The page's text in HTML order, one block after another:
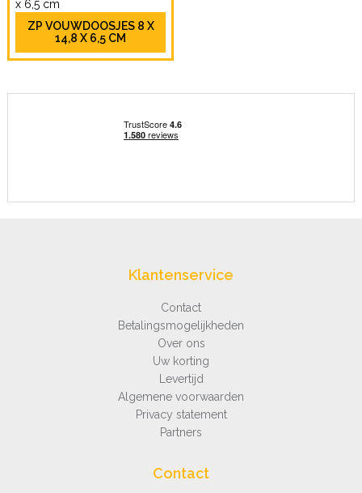
ZP VOUWDOOSJES 8 X
14,8 X 6,5 CM
Klantenservice
Contact
Betalingsmogelijkheden
Over ons
Uw korting
Levertijd
Algemene voorwaarden
Privacy statement
Partners
Contact